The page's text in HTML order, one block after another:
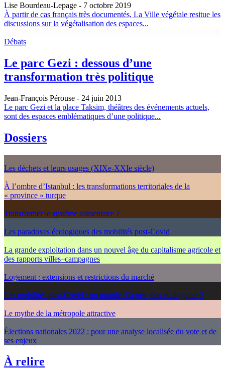
Lise Bourdeau-Lepage - 7 octobre 2019
À partir de cas français très documentés, La Ville végétale resitue les
discussions sur la végétalisation des espaces...
Débats
Le parc Gezi : dessous d’une
transformation très politique
Jean-François Pérouse - 24 juin 2013
Le parc Gezi et la place Taksim, théâtres des événements actuels,
sont des espaces emblématiques d’une politique...
Dossiers
Les déchets et leurs usages (XIXe-XXIe siècle)
À l’ombre d’Istanbul : les transformations territoriales de la
« province » turque
Transformer le système alimentaire ?
Les paradoxes écologiques des mobilités post-Covid
La grande exploitation dans un nouvel âge du capitalisme agricole et
des rapports villes–campagnes
Logement : extensions et restrictions du marché
Les mobilités post-Covid : un monde d’après plus écologique ?
Le mythe de la métropole attractive
Élections nationales 2022 : pour une analyse localisée du vote et de
ses enjeux
À relire